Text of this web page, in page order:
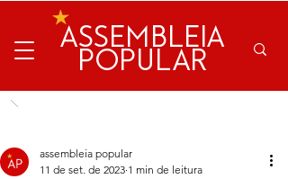
ASSEMBLEIA
POPULAR
assembleia popular
11 de set. de 2023 1 min de leitura